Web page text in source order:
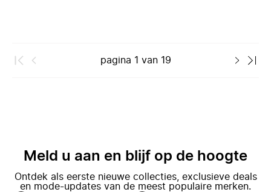
pagina 1 van 19
Meld u aan en blijf op de hoogte
Ontdek als eerste nieuwe collecties, exclusieve deals
en mode-updates van de meest populaire merken.